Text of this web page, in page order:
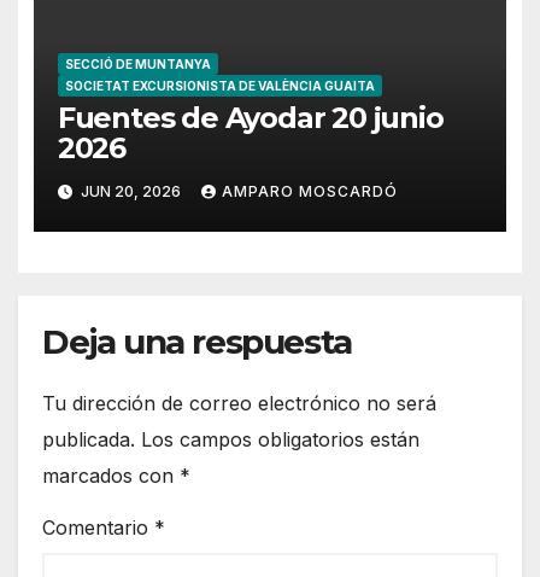
SECCIÓ DE MUNTANYA
SOCIETAT EXCURSIONISTA DE VALÈNCIA GUAITA
Fuentes de Ayodar 20 junio
2026
JUN 20, 2026 AMPARO MOSCARDÓ
Deja una respuesta
Tu dirección de correo electrónico no será
publicada. Los campos obligatorios están
marcados con *
Comentario *